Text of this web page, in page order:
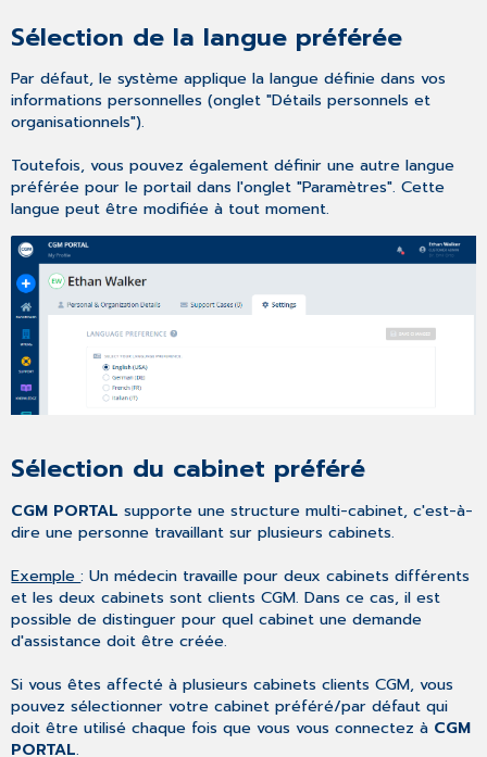
du
cabinet
préféré
Passer
d'un cabinet
l'autre
Sélection de la langue préférée
Par défaut, le système applique la langue définie dans vos
informations personnelles (onglet "Détails personnels et
organisationnels").
Toutefois, vous pouvez également définir une autre langue
préférée pour le portail dans l'onglet "Paramètres". Cette
langue peut être modifiée à tout moment.
Sélection du cabinet préféré
CGM PORTAL supporte une structure multi-cabinet, c'est-à-
dire une personne travaillant sur plusieurs cabinets.
Exemple: Un médecin travaille pour deux cabinets différents
et les deux cabinets sont clients CGM. Dans ce cas, il est
possible de distinguer pour quel cabinet une demande
d'assistance doit être créée.
Si vous êtes affecté à plusieurs cabinets clients CGM, vous
pouvez sélectionner votre cabinet préféré/par défaut qui
doit être utilisé chaque fois que vous vous connectez à CGM
PORTAL.